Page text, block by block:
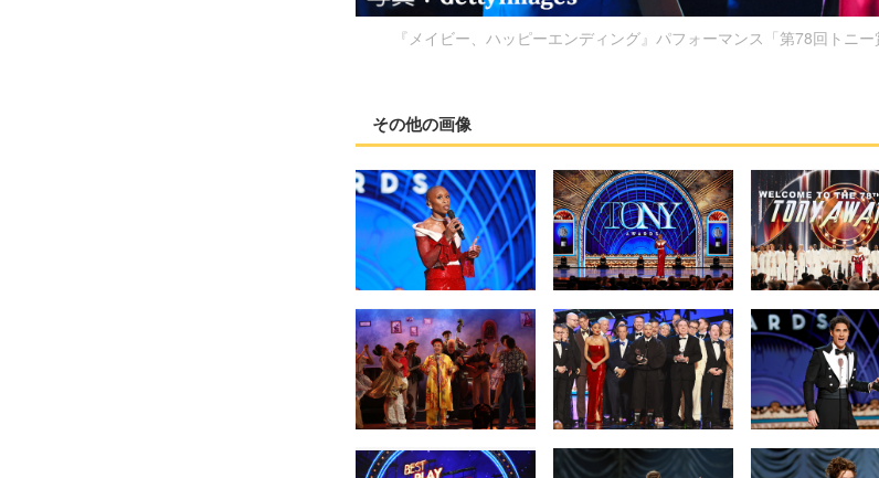
『メイビー、ハッピーエンディング』パフォーマンス「第78回トニ
その他の画像